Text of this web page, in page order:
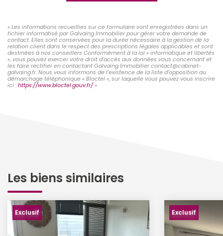
« Les informations recueillies sur ce formulaire sont enregistrées dans un
fichier informatisé par Galvaing Immobilier pour gérer votre demande de
contact. Elles sont conservées pour la durée nécessaire à la gestion de la
relation client dans le respect des prescriptions légales applicables et sont
destinées à nos conseillers Conformément à la loi « informatique et libertés
», vous pouvez exercer votre droit d'accès aux données vous concernant et
les faire rectifier en contactant Galvaing Immobilier contact@cabinet-
galvaing.fr. Nous vous informons de l'existence de la liste d'opposition au
démarchage téléphonique « Bloctel », sur laquelle vous pouvez vous inscrire
ici : https://www.bloctel.gouv.fr/»
Les biens similaires
Exclusif Exclusif